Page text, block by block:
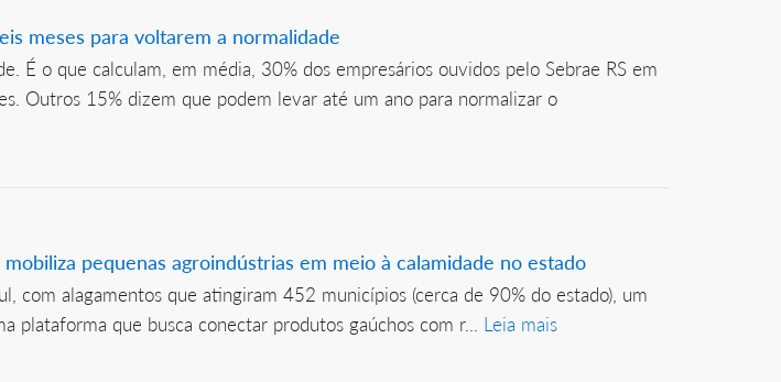
meses para voltarem a normalidade
É o que calculam, em média, 30% dos empresários ouvidos pelo Sebrae RS em
Outros 15% dizem que podem levar até um ano para normalizar o
pequenas agroindústrias em meio à calamidade no estado
com alagamentos que atingiram 452 municípios (cerca de 90% do estado), um
plataforma que busca conectar produtos gaúchos com r... Leia mais